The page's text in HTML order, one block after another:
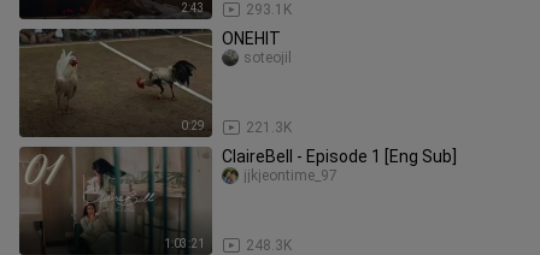
2:43 293.1K
0:29
ONEHIT
221.3K
soteojil
1:03:21
ClaireBell - Episode 1 [Eng Sub]
248.3K
jjkjeontime_97